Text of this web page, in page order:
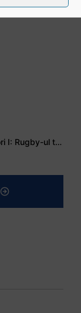
Mohamed Salhi, vicecampion național juniori I: Rugby-ul te învață să accepți și înfrângerile